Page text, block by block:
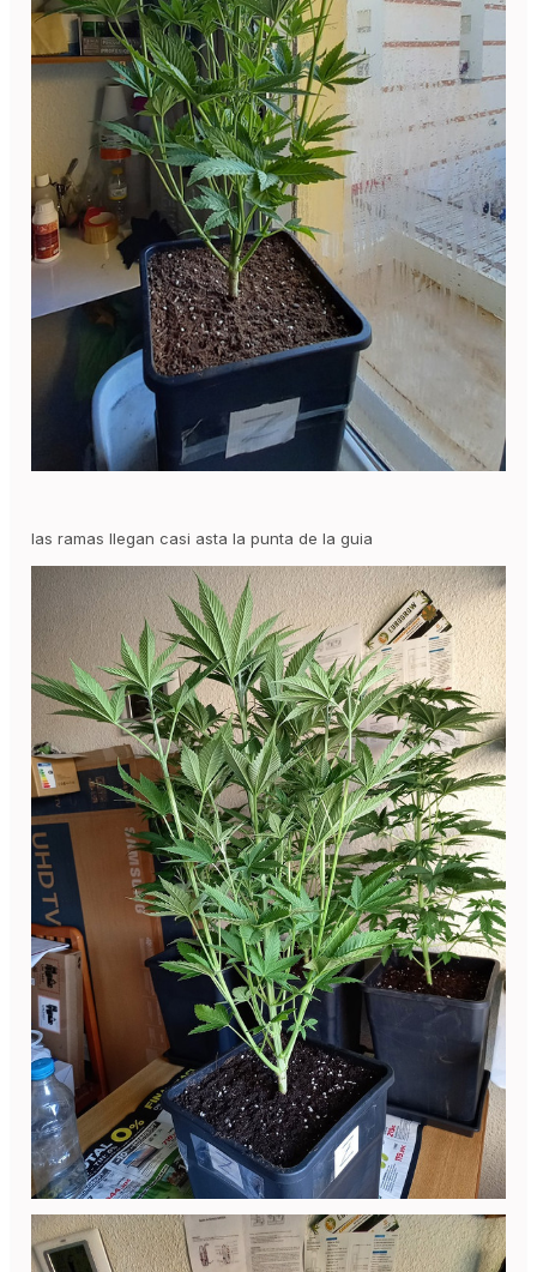
las ramas llegan casi asta la punta de la guia